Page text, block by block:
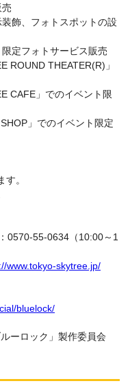
飾、フォトスポットの設
定フォトサービス販売
ROUND THEATER(R)」
CAFE」でのイベント限
」でのイベント限定
。
0570-55-0634（10:00～1
www.tokyo-skytree.jp/
bluelock/
ーロック」製作委員会